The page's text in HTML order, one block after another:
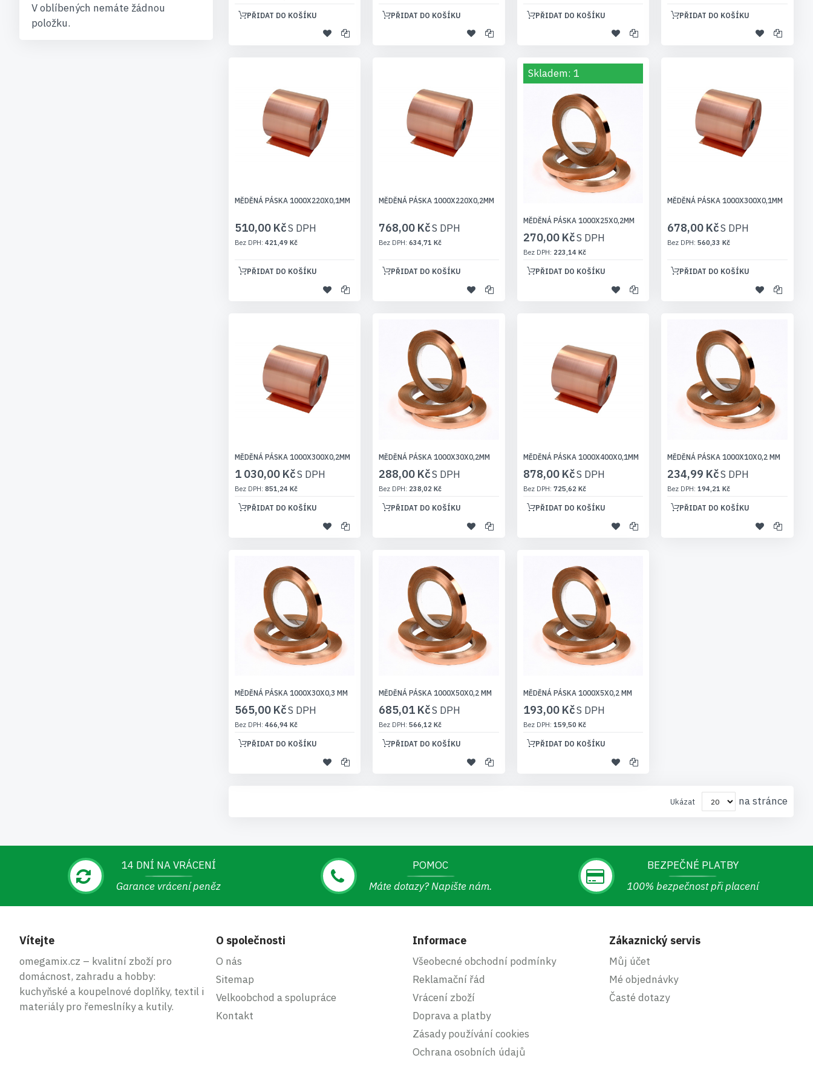
PŘIDAT DO KOŠÍKU PŘIDAT DO KOŠÍKU PŘIDAT DO KOŠÍKU PŘIDAT DO KOŠÍKU
MĚDĚNÁ PÁSKA 1000X220X0,1MM
510,00 Kč
421,49 Kč
PŘIDAT DO KOŠÍKU
MĚDĚNÁ PÁSKA 1000X220X0,2MM
768,00 Kč
634,71 Kč
PŘIDAT DO KOŠÍKU
Skladem: 1
MĚDĚNÁ PÁSKA 1000X25X0,2MM
270,00 Kč
223,14 Kč
PŘIDAT DO KOŠÍKU
MĚDĚNÁ PÁSKA 1000X300X0,1MM
678,00 Kč
560,33 Kč
PŘIDAT DO KOŠÍKU
MĚDĚNÁ PÁSKA 1000X300X0,2MM
1 030,00 Kč
851,24 Kč
PŘIDAT DO KOŠÍKU
MĚDĚNÁ PÁSKA 1000X30X0,2MM
288,00 Kč
238,02 Kč
PŘIDAT DO KOŠÍKU
MĚDĚNÁ PÁSKA 1000X400X0,1MM
878,00 Kč
725,62 Kč
PŘIDAT DO KOŠÍKU
MĚDĚNÁ PÁSKA 1000X10X0,2 MM
234,99 Kč
194,21 Kč
PŘIDAT DO KOŠÍKU
MĚDĚNÁ PÁSKA 1000X30X0,3 MM
565,00 Kč
466,94 Kč
PŘIDAT DO KOŠÍKU
MĚDĚNÁ PÁSKA 1000X50X0,2 MM
685,01 Kč
566,12 Kč
PŘIDAT DO KOŠÍKU
MĚDĚNÁ PÁSKA 1000X5X0,2 MM
193,00 Kč
159,50 Kč
PŘIDAT DO KOŠÍKU
Ukázat na stránce
V oblíbených nemáte žádnou
položku.
14 DNÍ NA VRÁCENÍ
Garance vrácení peněz
POMOC
Máte dotazy? Napište nám.
BEZPEČNÉ PLATBY
100% bezpečnost při placení
Vítejte
omegamix.cz – kvalitní zboží pro
domácnost, zahradu a hobby:
kuchyňské a koupelnové doplňky, textil i
materiály pro řemeslníky a kutily.
O společnosti
O nás
Sitemap
Velkoobchod a spolupráce
Kontakt
Informace
Všeobecné obchodní podmínky
Reklamační řád
Vrácení zboží
Doprava a platby
Zásady používání cookies
Ochrana osobních údajů
Zákaznický servis
Můj účet
Mé objednávky
Časté dotazy